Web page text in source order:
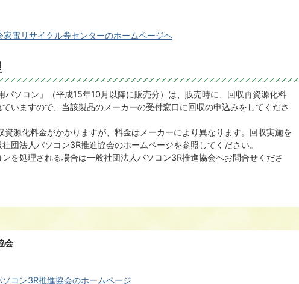
電リサイクル券センターのホームページへ
パソコン」（平成15年10月以降に販売分）は、販売時に、回収再資源化料
いますので、当該製品のメーカーの受付窓口に回収の申込みをしてくださ
源化料金がかかりますが、料金はメーカーにより異なります。回収実施を
団法人パソコン3R推進協会のホームページを参照してください。
を処理される場合は一般社団法人パソコン3R推進協会へお問合せくださ
会
コン3R推進協会のホームページ